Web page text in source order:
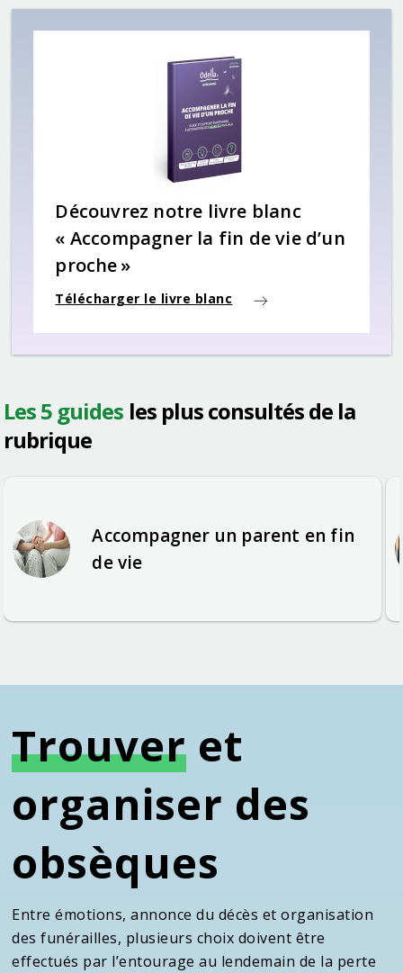
Découvrez notre livre blanc
« Accompagner la fin de vie d’un
proche »
Télécharger le livre blanc
Les 5 guides les plus consultés de la
rubrique
Accompagner un parent en fin
de vie
Trouver et
organiser des
obsèques
Entre émotions, annonce du décès et organisation
des funérailles, plusieurs choix doivent être
effectués par l’entourage au lendemain de la perte